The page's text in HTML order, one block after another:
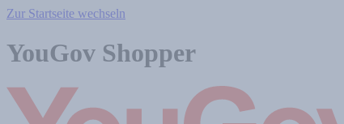
Zur Startseite wechseln
YouGov Shopper